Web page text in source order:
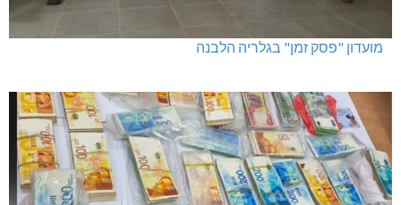
מועדון "פסק זמן" בגלריה הלבנה